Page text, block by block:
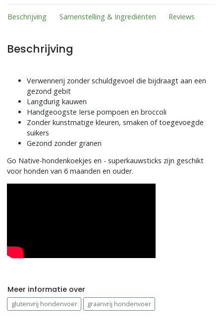
Beschrijving Samenstelling & Ingrediënten Reviews
Beschrijving
Verwennerij zonder schuldgevoel die bijdraagt aan een
gezond gebit
Langdurig kauwen
Handgeoogste Ierse pompoen en broccoli
Zonder kunstmatige kleuren, smaken of toegevoegde
suikers
Gezond zonder granen
Go Native-hondenkoekjes en - superkauwsticks zijn geschikt
voor honden van 6 maanden en ouder.
Meer informatie over
glutenvrij hondenvoer graanvrij hondenvoer